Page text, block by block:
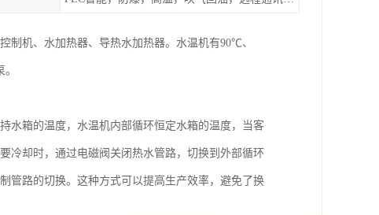
制机、水加热器、导热水加热器。水温机有90℃、
水箱的温度，水温机内部循环恒定水箱的温度，当客
冷却时，通过电磁阀关闭热水管路，切换到外部循环
管路的切换。这种方式可以提高生产效率，避免了换